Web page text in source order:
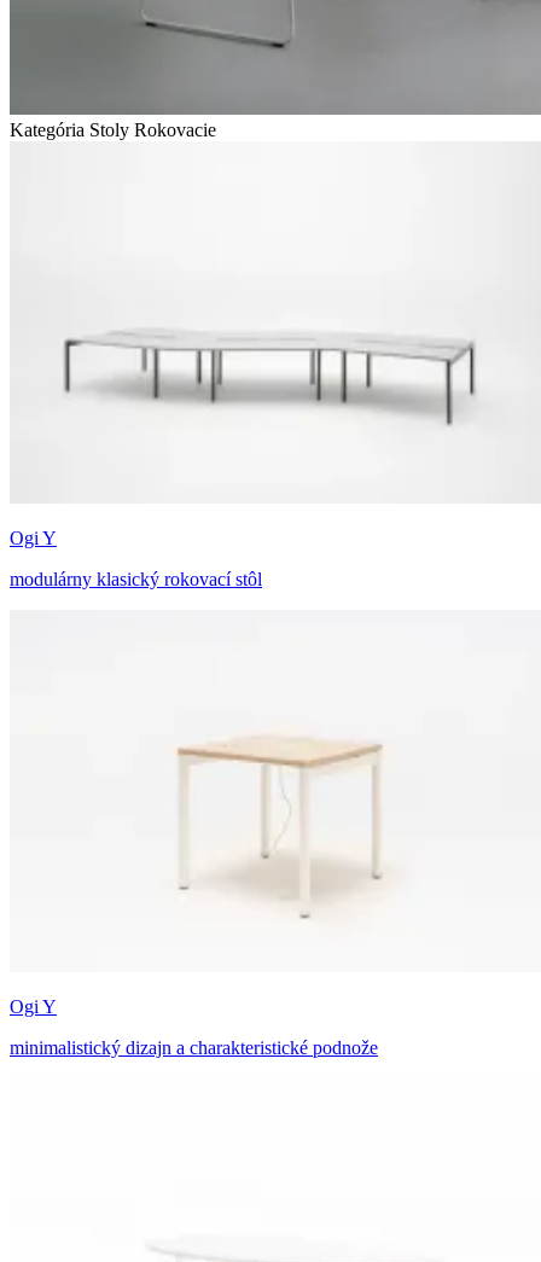
Kategória Stoly Rokovacie
Ogi Y
modulárny klasický rokovací stôl
Ogi Y
minimalistický dizajn a charakteristické podnože